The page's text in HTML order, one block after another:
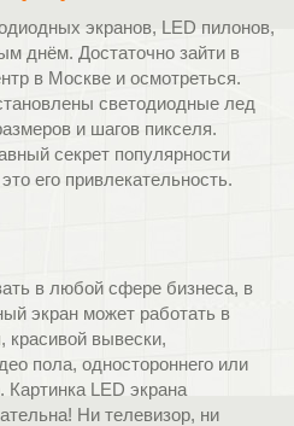
РФ.
экранов, LED пилонов,
днём. Достаточно зайти в
в Москве и осмотреться.
светодиодные лед
и шагов пикселя.
секрет популярности
его привлекательность.
в любой сфере бизнеса, в
экран может работать в
красивой вывески,
пола, одностороннего или
Картинка LED экрана
Ни телевизор, ни